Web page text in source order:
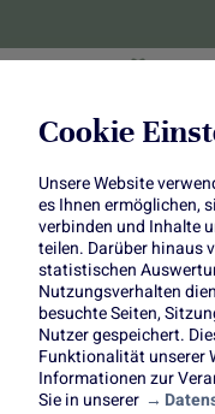
Cookie
Unsere Website
es Ihnen ermöglichen,
verbinden und Inhalte
teilen. Darüber hinaus
statistischen
Nutzungsverhalten
besuchte Seiten,
Nutzer gespeichert.
Funktionalität unserer
Informationen zur
Sie in unserer
Alle